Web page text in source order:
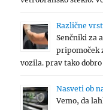
Različne
Senčniki za
pripomoček
vozila. prav tako
Nasveti ob
Vemo, da